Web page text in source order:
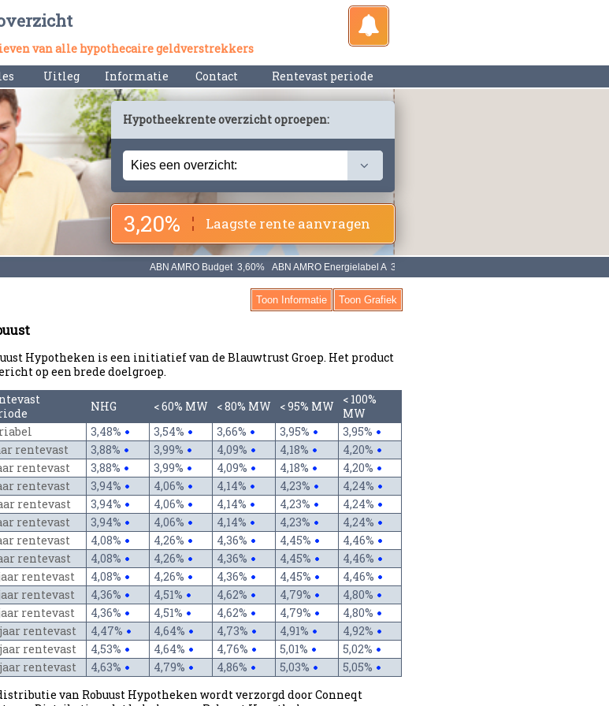
van alle hypothecaire geldverstrekkers
Uitleg Informatie Contact Rentevast periode
Hypotheekrente overzicht oproepen:
3,20% Laagste rente aanvragen
Toon Informatie Toon Grafiek
Hypotheken is een initiatief van de Blauwtrust Groep. Het product
op een brede doelgroep.
NHG < 60% MW < 80% MW < 95% MW
< 100%
MW
3,48% 3,54% 3,66% 3,95%
3,95%
rentevast
3,88% 3,99% 4,09% 4,18%
4,20%
rentevast
3,88% 3,99% 4,09% 4,18%
4,20%
rentevast
3,94% 4,06% 4,14% 4,23%
4,24%
rentevast
3,94% 4,06% 4,14% 4,23%
4,24%
rentevast
3,94% 4,06% 4,14% 4,23%
4,24%
rentevast
4,08% 4,26% 4,36% 4,45%
4,46%
rentevast
4,08% 4,26% 4,36% 4,45%
4,46%
rentevast
4,08% 4,26% 4,36% 4,45%
4,46%
rentevast
4,36% 4,51% 4,62% 4,79%
4,80%
rentevast
4,36% 4,51% 4,62% 4,79%
4,80%
rentevast
4,47% 4,64% 4,73% 4,91%
4,92%
rentevast
4,53% 4,64% 4,76% 5,01%
5,02%
rentevast
4,63% 4,79% 4,86% 5,03%
5,05%
van Robuust Hypotheken wordt verzorgd door Conneqt